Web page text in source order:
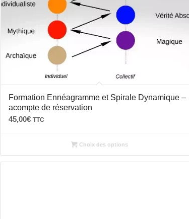
Formation Ennéagramme et Spirale Dynamique –
acompte de réservation
45,00€ TTC
Choix des options